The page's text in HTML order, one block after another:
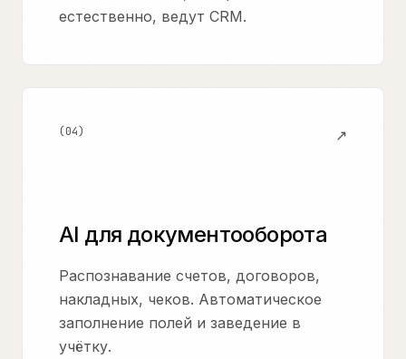
естественно, ведут CRM.
(04) ↗
AI для документооборота
Распознавание счетов, договоров,
накладных, чеков. Автоматическое
заполнение полей и заведение в
учётку.